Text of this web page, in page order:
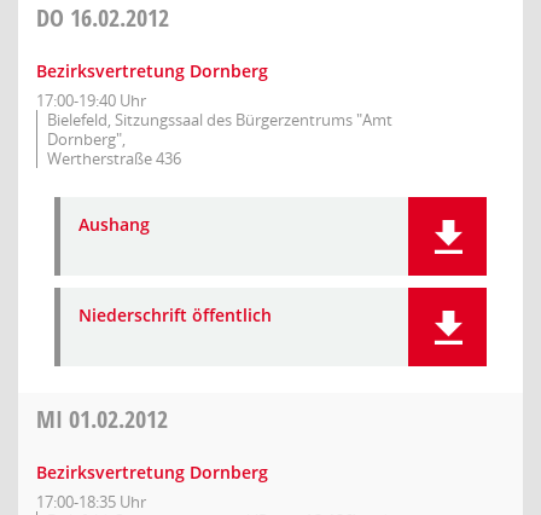
DO 16.02.2012
Bezirksvertretung Dornberg
17:00-19:40 Uhr
Bielefeld, Sitzungssaal des Bürgerzentrums "Amt
Dornberg",
Wertherstraße 436
Aushang
Niederschrift öffentlich
MI 01.02.2012
Bezirksvertretung Dornberg
17:00-18:35 Uhr